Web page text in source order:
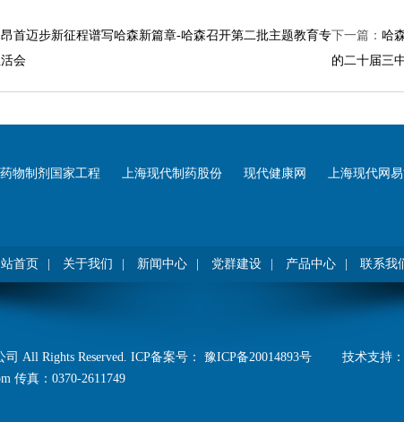
昂首迈步新征程谱写哈森新篇章-哈森召开第二批主题教育专
会
下一篇： 哈
的二十届三
药物制剂国家工程 上海现代制药股份 现代健康网 上海现代网
首页 关于我们 新闻中心 党群建设 产品中心 联系我
AllRightsReserved.ICP备案号： 豫ICP备20014893号 技术支持：
传真：0370-2611749